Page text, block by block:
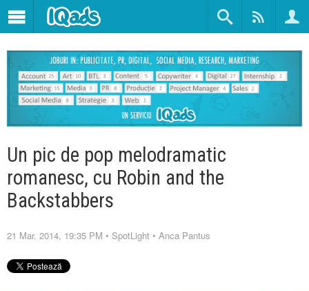
Un pic de pop melodramatic
romanesc, cu Robin and the
Backstabbers
21 Mar. 2014, 19:35 PM • SpotLight • Anca Pantus